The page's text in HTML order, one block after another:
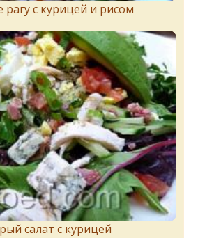
с курицей и рисом
салат с курицей